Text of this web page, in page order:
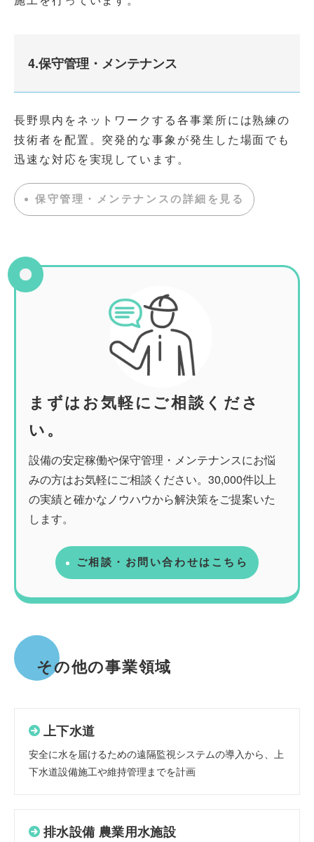
4.保守管理・メンテナンス
長野県内をネットワークする各事業所には熟練の
技術者を配置。突発的な事象が発生した場面でも
迅速な対応を実現しています。
保守管理・メンテナンスの詳細を見る
まずはお気軽にご相談くださ
い。
設備の安定稼働や保守管理・メンテナンスにお悩
みの方はお気軽にご相談ください。30,000件以上
の実績と確かなノウハウから解決策をご提案いた
します。
ご相談・お問い合わせはこちら
その他の事業領域
上下水道
安全に水を届けるための遠隔監視システムの導入から、上
下水道設備施工や維持管理までを計画
排水設備 農業用水施設